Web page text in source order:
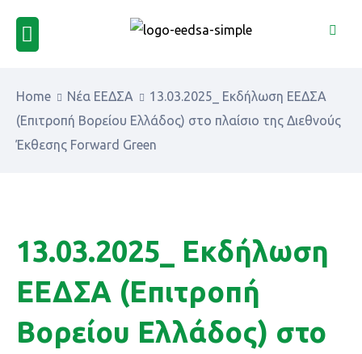
Home Νέα ΕΕΔΣΑ
13.03.2025_ Εκδήλωση ΕΕΔΣΑ
(Επιτροπή Βορείου Ελλάδος) στο πλαίσιο της Διεθνούς
Έκθεσης Forward Green
13.03.2025_ Εκδήλωση
ΕΕΔΣΑ (Επιτροπή
Βορείου Ελλάδος) στο